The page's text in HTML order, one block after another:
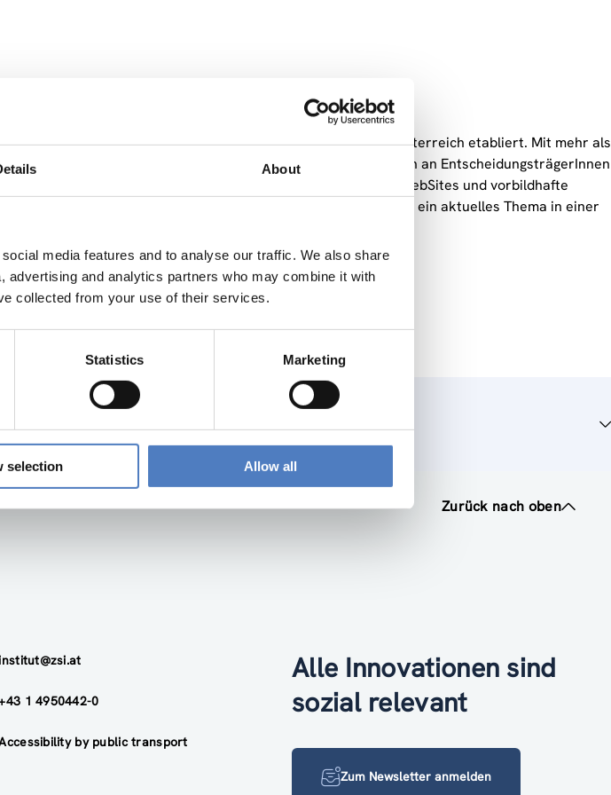
About
media features and to analyse our traffic. We also share
and analytics partners who may combine it with
collected from your use of their services.
Statistics Marketing
selection Allow all
Informationsplattform zur Nachhaltigen Entwicklung in Österreich etabliert. Mit mehr als
im gesamten deutschsprachigen Raum etabliert. Es wendet sich an EntscheidungsträgerInnen
Jede Woche werden neue Nachrichten, Veranstaltungstips, WebSites und vorbildhafte
topaktuell und hochqualitativ. Jeden Monat wird ein aktuelles Thema in einer
fällt die:
die Auswahl der "Veranstaltung der Woche";
von vorbildhaften LA21 Prozessen;
Zurück nach oben
1 4950442-0
by public transport
Alle Innovationen sind
sozial relevant
Zum Newsletter anmelden